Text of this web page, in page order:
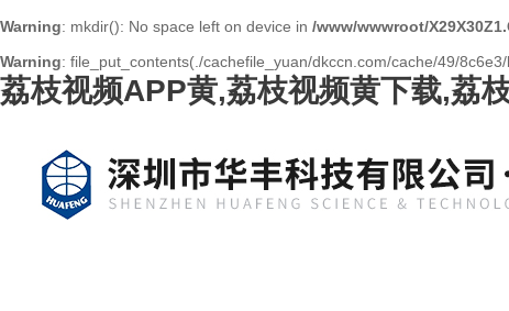
Warning: mkdir(): No space left on device in /www/wwwroot/
Warning: file_put_contents(./cachefile_yuan/dkccn.com/cache/49/
荔枝视频APP黄,荔枝视频黄下载,荔